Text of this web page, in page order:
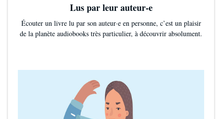
Lus par leur auteur-e
Écouter un livre lu par son auteur·e en personne, c’est un plaisir
de la planète audiobooks très particulier, à découvrir absolument.